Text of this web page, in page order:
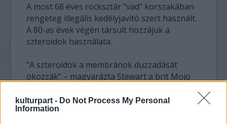
kulturpart - Do Not Process My Personal
Information
A most 68 éves rocksztár "vad" korszakában
rengeteg illegális kedélyjavító szert használt.
A 80-as évek végén társult hozzájuk a
szteroidok használata.
"A szteroidok a membránok duzzadását
okozzák" – magyarázta Stewart a brit Mojo
testrészekre is célozva, de ő elsősorban
hangszálainak erősítésére vette be őket